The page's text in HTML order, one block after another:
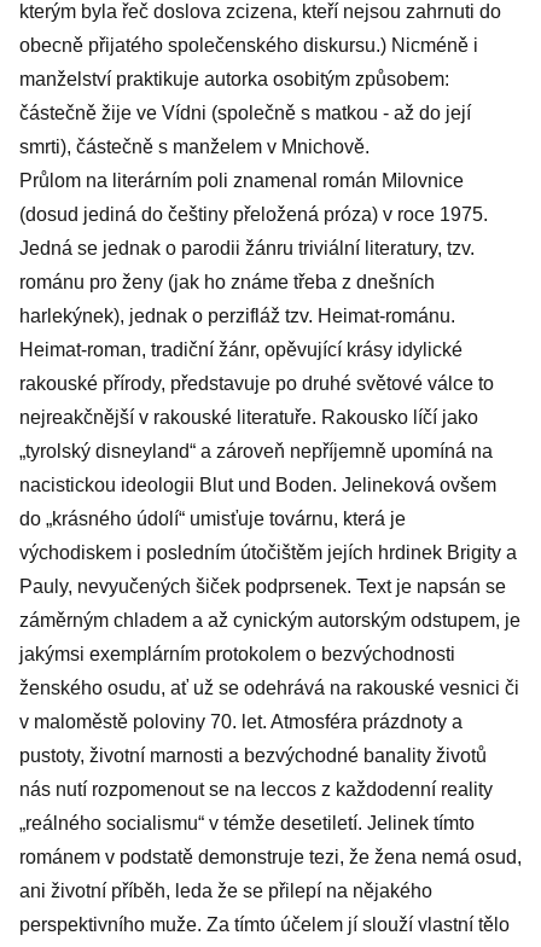
kterým byla řeč doslova zcizena, kteří nejsou zahrnuti do
obecně přijatého společenského diskursu.) Nicméně i
manželství praktikuje autorka osobitým způsobem:
částečně žije ve Vídni (společně s matkou - až do její
smrti), částečně s manželem v Mnichově.
Průlom na literárním poli znamenal román Milovnice
(dosud jediná do češtiny přeložená próza) v roce 1975.
Jedná se jednak o parodii žánru triviální literatury, tzv.
románu pro ženy (jak ho známe třeba z dnešních
harlekýnek), jednak o perzifláž tzv. Heimat-románu.
Heimat-roman, tradiční žánr, opěvující krásy idylické
rakouské přírody, představuje po druhé světové válce to
nejreakčnější v rakouské literatuře. Rakousko líčí jako
„tyrolský disneyland“ a zároveň nepříjemně upomíná na
nacistickou ideologii Blut und Boden. Jelineková ovšem
do „krásného údolí“ umisťuje továrnu, která je
východiskem i posledním útočištěm jejích hrdinek Brigity a
Pauly, nevyučených šiček podprsenek. Text je napsán se
záměrným chladem a až cynickým autorským odstupem, je
jakýmsi exemplárním protokolem o bezvýchodnosti
ženského osudu, ať už se odehrává na rakouské vesnici či
v maloměstě poloviny 70. let. Atmosféra prázdnoty a
pustoty, životní marnosti a bezvýchodné banality životů
nás nutí rozpomenout se na leccos z každodenní reality
„reálného socialismu“ v témže desetiletí. Jelinek tímto
románem v podstatě demonstruje tezi, že žena nemá osud,
ani životní příběh, leda že se přilepí na nějakého
perspektivního muže. Za tímto účelem jí slouží vlastní tělo